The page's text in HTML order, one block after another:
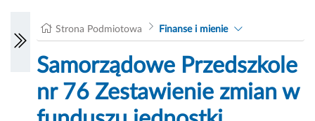
Strona Podmiotowa Finanse i mienie
Samorządowe Przedszkole
nr 76 Zestawienie zmian w